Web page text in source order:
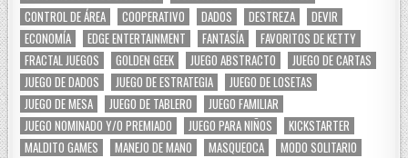
CONTROL DE ÁREA
COOPERATIVO DADOS DESTREZA
DEVIR
ECONOMÍA
EDGE ENTERTAINMENT FANTASÍA
FAVORITOS DE KETTY
FRACTAL JUEGOS
GOLDEN GEEK JUEGO ABSTRACTO
JUEGO DE CARTAS
JUEGO DE DADOS
JUEGO DE ESTRATEGIA
JUEGO DE LOSETAS
JUEGO DE MESA
JUEGO DE TABLERO
JUEGO FAMILIAR
JUEGO NOMINADO Y/O PREMIADO
JUEGO PARA NIÑOS
KICKSTARTER
MALDITO GAMES
MANEJO DE MANO MASQUEOCA
MODO SOLITARIO